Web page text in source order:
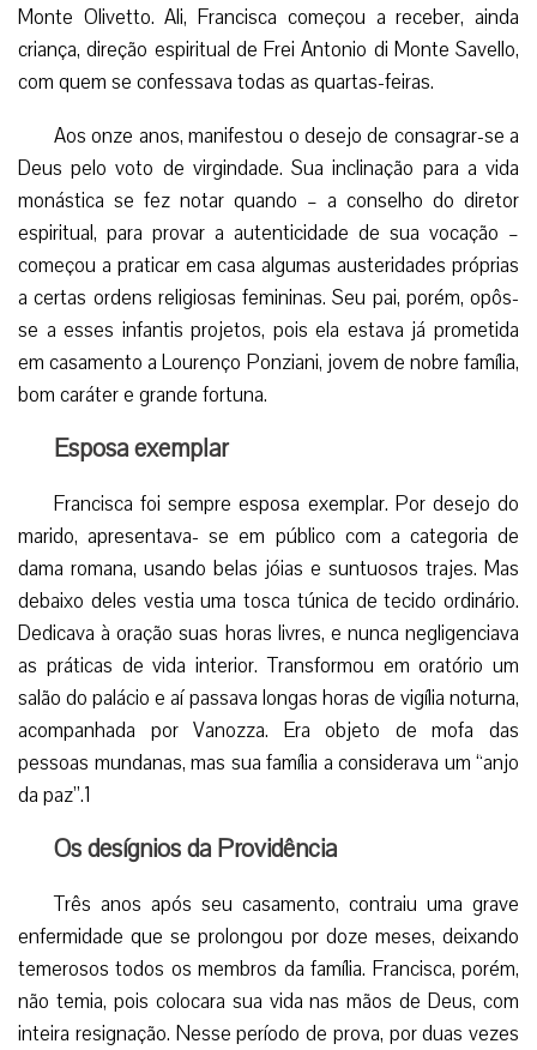
Monte Olivetto. Ali, Francisca começou a receber, ainda
criança, direção espiritual de Frei Antonio di Monte Savello,
com quem se confessava todas as quartas-feiras.
Aos onze anos, manifestou o desejo de consagrar-se a
Deus pelo voto de virgindade. Sua inclinação para a vida
monástica se fez notar quando – a conselho do diretor
espiritual, para provar a autenticidade de sua vocação –
começou a praticar em casa algumas austeridades próprias
a certas ordens religiosas femininas. Seu pai, porém, opôs-
se a esses infantis projetos, pois ela estava já prometida
em casamento a Lourenço Ponziani, jovem de nobre família,
bom caráter e grande fortuna.
Esposa exemplar
Francisca foi sempre esposa exemplar. Por desejo do
marido, apresentava- se em público com a categoria de
dama romana, usando belas jóias e suntuosos trajes. Mas
debaixo deles vestia uma tosca túnica de tecido ordinário.
Dedicava à oração suas horas livres, e nunca negligenciava
as práticas de vida interior. Transformou em oratório um
salão do palácio e aí passava longas horas de vigília noturna,
acompanhada por Vanozza. Era objeto de mofa das
pessoas mundanas, mas sua família a considerava um “anjo
da paz”.1
Os desígnios da Providência
Três anos após seu casamento, contraiu uma grave
enfermidade que se prolongou por doze meses, deixando
temerosos todos os membros da família. Francisca, porém,
não temia, pois colocara sua vida nas mãos de Deus, com
inteira resignação. Nesse período de prova, por duas vezes